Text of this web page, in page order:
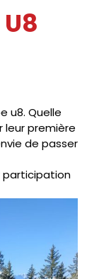
u8. Quelle
leur première
de passer
participation